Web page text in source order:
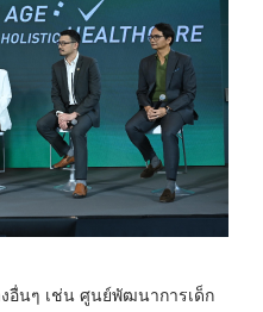
อื่นๆ เช่น ศูนย์พัฒนาการเด็ก